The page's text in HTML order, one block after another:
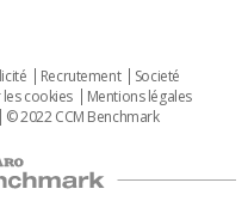
Recrutement
Societé
cookies
Mentions légales
© 2022 CCM Benchmark